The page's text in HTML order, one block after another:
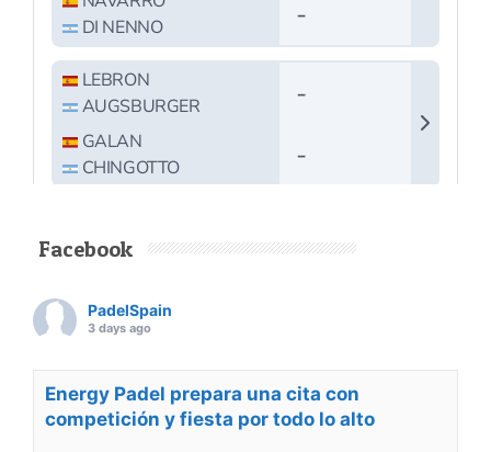
Facebook
PadelSpain
3 days ago
Energy Padel prepara una cita con
competición y fiesta por todo lo alto